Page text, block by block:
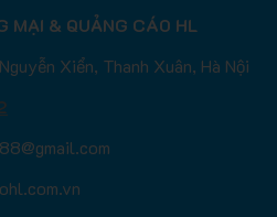
MẠI & QUẢNG CÁO HL
Xiển, Thanh Xuân, Hà Nội